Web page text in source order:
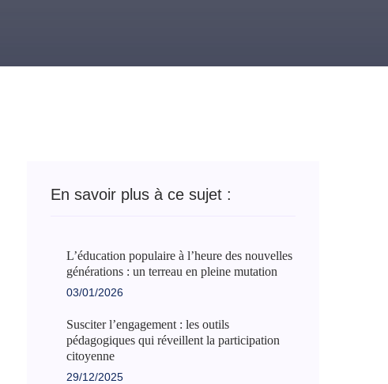
En savoir plus à ce sujet :
L’éducation populaire à l’heure des nouvelles
générations : un terreau en pleine mutation
03/01/2026
Susciter l’engagement : les outils
pédagogiques qui réveillent la participation
citoyenne
29/12/2025